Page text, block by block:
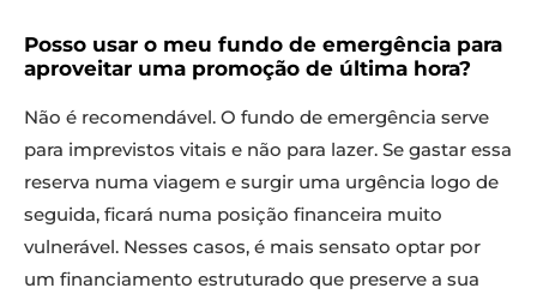
Posso usar o meu fundo de emergência para
aproveitar uma promoção de última hora?
Não é recomendável. O fundo de emergência serve
para imprevistos vitais e não para lazer. Se gastar essa
reserva numa viagem e surgir uma urgência logo de
seguida, ficará numa posição financeira muito
vulnerável. Nesses casos, é mais sensato optar por
um financiamento estruturado que preserve a sua